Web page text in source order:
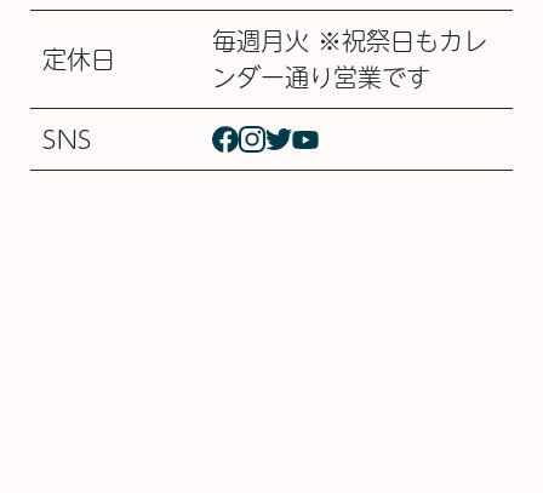
定休日
毎週月火 ※祝祭日もカレ
ンダー通り営業です
SNS